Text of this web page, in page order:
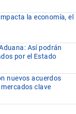
la economía, el
Así podrán
por el Estado
nuevos acuerdos
clave